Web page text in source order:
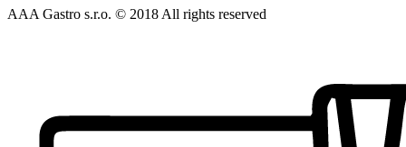
AAA Gastro s.r.o. © 2018 All rights reserved​